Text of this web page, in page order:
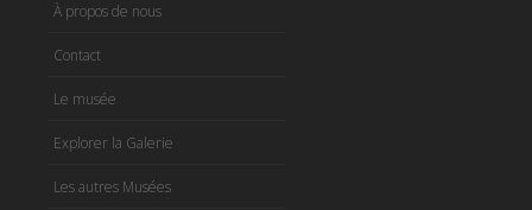
À propos de nous
Contact
Le musée
Explorer la Galerie
Les autres Musées